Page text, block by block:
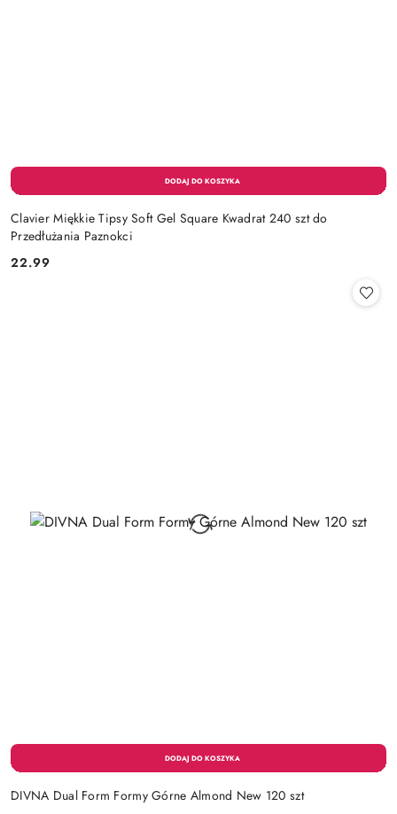
Clavier Miękkie Tipsy Soft Gel Square Kwadrat 240 szt do
Przedłużania Paznokci
Cena:
22.99
DIVNA Dual Form Formy Górne Almond New 120 szt